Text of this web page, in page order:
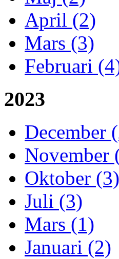
April (2)
Mars (3)
Februari
2023
December
November
Oktober (3)
Juli (3)
Mars (1)
Januari (2)